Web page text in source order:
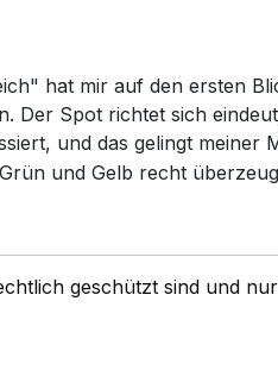
hat mir auf den ersten
Der Spot richtet sich
und das gelingt meiner
und Gelb recht
geschützt sind und